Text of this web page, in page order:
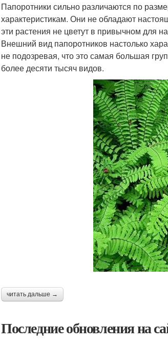
Папоротники сильно различаются по
характеристикам. Они не обладают
эти растения не цветут в привычном для
Внешний вид папоротников настолько
не подозревая, что это самая большая
более десяти тысяч видов.
читать дальше →
Последние обновления на